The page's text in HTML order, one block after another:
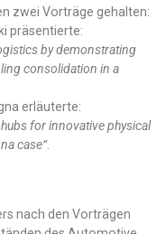
zwei Vorträge gehalten:
präsentierte:
by demonstrating
consolidation in a
erläuterte:
for innovative physical
case“.
nach den Vorträgen